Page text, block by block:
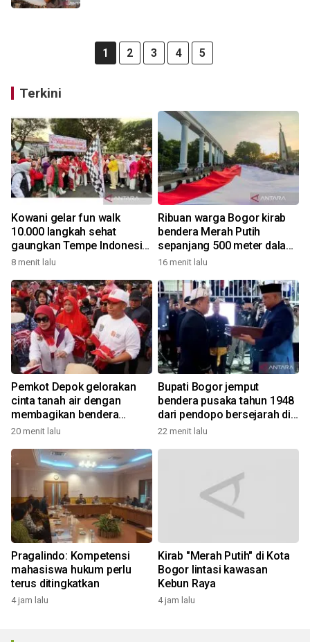
1 2 3 4 5
Terkini
Kowani gelar fun walk
10.000 langkah sehat
gaungkan Tempe Indonesia
Goes to UNESCO
8 menit lalu
Ribuan warga Bogor kirab
bendera Merah Putih
sepanjang 500 meter dalam
rangkaian FMP ke-11
16 menit lalu
Pemkot Depok gelorakan
cinta tanah air dengan
membagikan bendera
merah putih
20 menit lalu
Bupati Bogor jemput
bendera pusaka tahun 1948
dari pendopo bersejarah di
Desa Malasari
22 menit lalu
Pragalindo: Kompetensi
mahasiswa hukum perlu
terus ditingkatkan
4 jam lalu
Kirab "Merah Putih" di Kota
Bogor lintasi kawasan
Kebun Raya
4 jam lalu